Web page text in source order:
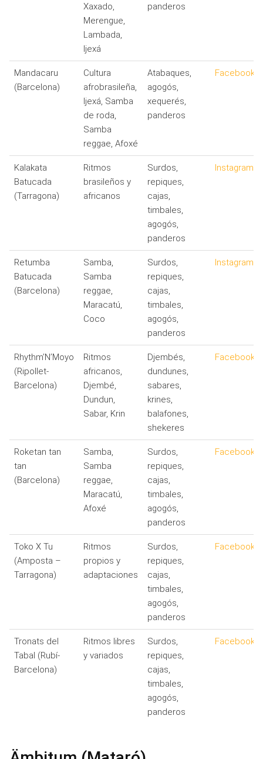
Xaxado,
Merengue,
Lambada,
Ijexá
panderos
Mandacaru
(Barcelona)
Cultura
afrobrasileña,
Ijexá, Samba
de roda,
Samba
reggae, Afoxé
Atabaques,
agogós,
xequerés,
panderos
Facebook
Kalakata
Batucada
(Tarragona)
Ritmos
brasileños y
africanos
Surdos,
repiques,
cajas,
timbales,
agogós,
panderos
Instagram
Retumba
Batucada
(Barcelona)
Samba,
Samba
reggae,
Maracatú,
Coco
Surdos,
repiques,
cajas,
timbales,
agogós,
panderos
Instagram
Rhythm’N’Moyo
(Ripollet-
Barcelona)
Ritmos
africanos,
Djembé,
Dundun,
Sabar, Krin
Djembés,
dundunes,
sabares,
krines,
balafones,
shekeres
Facebook
Roketan tan
tan
(Barcelona)
Samba,
Samba
reggae,
Maracatú,
Afoxé
Surdos,
repiques,
cajas,
timbales,
agogós,
panderos
Facebook
Toko X Tu
(Amposta –
Tarragona)
Ritmos
propios y
adaptaciones
Surdos,
repiques,
cajas,
timbales,
agogós,
panderos
Facebook
Tronats del
Tabal (Rubí-
Barcelona)
Ritmos libres
y variados
Surdos,
repiques,
cajas,
timbales,
agogós,
panderos
Facebook